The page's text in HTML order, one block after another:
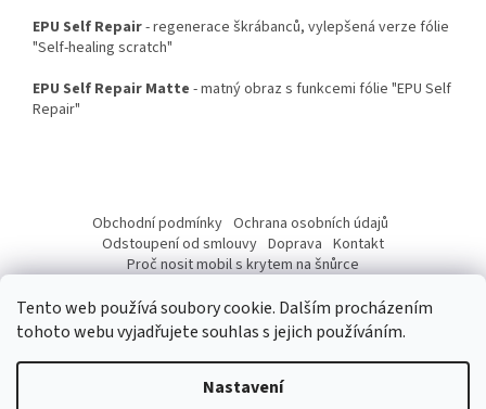
Tento web používá soubory cookie. Dalším procházením
tohoto webu vyjadřujete souhlas s jejich používáním.
Nastavení
EPU Self Repair- regenerace škrábanců, vylepšená verze fólie
"Self-healing scratch"
EPU Self Repair Matte - matný obraz s funkcemi fólie "EPU Self
Repair"
a
Obchodní podmínky Ochrana osobních údajů
Odstoupení od smlouvy Doprava Kontakt
Proč nosit mobil s krytem na šnůrce
Vytvořil Shoptet